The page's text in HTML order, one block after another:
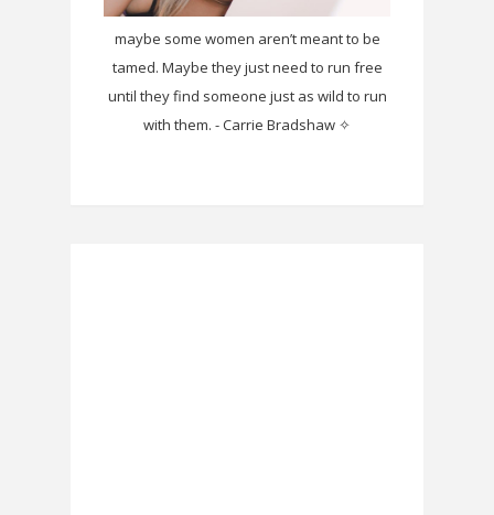
maybe some women aren’t meant to be
tamed. Maybe they just need to run free
until they find someone just as wild to run
with them. - Carrie Bradshaw ✧